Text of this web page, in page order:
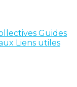
Guides
Liens utiles